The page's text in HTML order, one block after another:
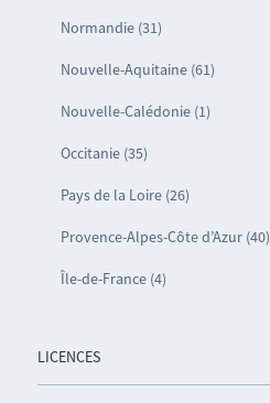
Normandie (31)
Nouvelle-Aquitaine (61)
Nouvelle-Calédonie (1)
Occitanie (35)
Pays de la Loire (26)
Provence-Alpes-Côte d’Azur (40)
Île-de-France (4)
LICENCES